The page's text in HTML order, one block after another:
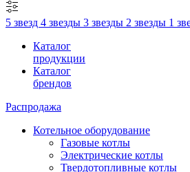
5 звезд 4 звезды 3 звезды 2 звезды 1
Каталог
продукции
Каталог
брендов
Распродажа
Котельное оборудование
Газовые котлы
Электрические котлы
Твердотопливные котлы